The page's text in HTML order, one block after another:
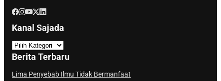
Kanal Sajada
a
n
a
Berita Terbaru
Lima Penyebab Ilmu Tidak Bermanfaat